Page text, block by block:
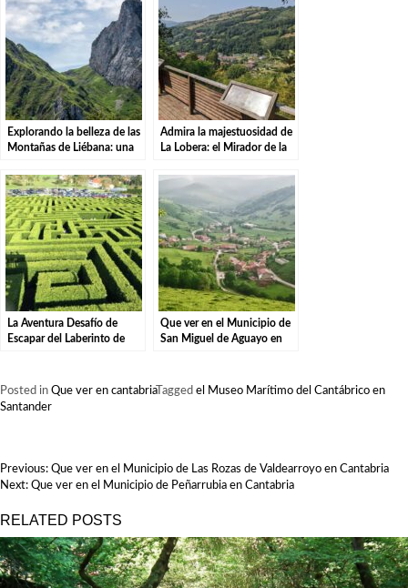
Explorando la belleza de las
Montañas de Liébana: una
Natural.
Admira la majestuosidad de
La Lobera: el Mirador de la
La Aventura Desafío de
Escapar del Laberinto de
Que ver en el Municipio de
San Miguel de Aguayo en
Posted in Que ver en cantabriaTagged el Museo Marítimo del Cantábrico en
Santander
NAVEGACIÓN
DE
Previous: Que ver en el Municipio de Las Rozas de Valdearroyo en Cantabria
Next: Que ver en el Municipio de Peñarrubia en Cantabria
RELATED POSTS